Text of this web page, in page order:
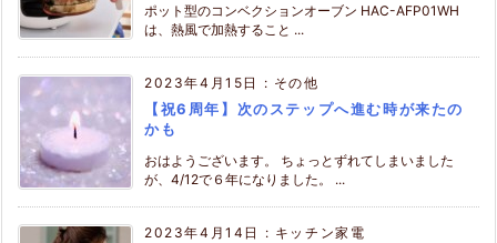
ポット型のコンベクションオーブン HAC-AFP01WH
は、熱風で加熱すること ...
2023年4月15日 : その他
【祝6周年】次のステップへ進む時が来たの
かも
おはようございます。 ちょっとずれてしまいました
が、4/12で６年になりました。 ...
2023年4月14日 : キッチン家電